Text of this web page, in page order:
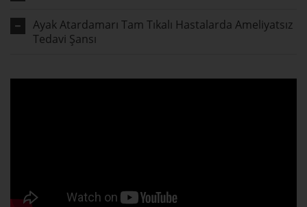
Ayak Atardamarı Tam Tıkalı Hastalarda Ameliyatsız
Tedavi Şansı